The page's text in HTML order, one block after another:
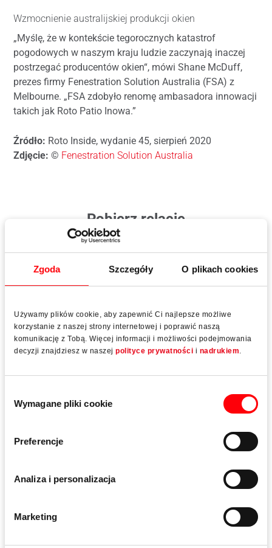
Zgoda Szczegóły O plikach cookies
Używamy plików cookie, aby zapewnić Ci najlepsze możliwe
korzystanie z naszej strony internetowej i poprawić naszą
komunikację z Tobą. Więcej informacji i możliwości podejmowania
decyzji znajdziesz w naszej polityce prywatności i nadrukiem
zgody
Wymagane pliki cookie
Preferencje
Analiza i personalizacja
Marketing
Wzmocnienie australijskiej produkcji okien
„Myślę, że w kontekście tegorocznych katastrof
pogodowych w naszym kraju ludzie zaczynają inaczej
postrzegać producentów okien“, mówi Shane McDuff,
prezes firmy Fenestration Solution Australia (FSA) z
Melbourne. „FSA zdobyło renomę ambasadora innowacji
takich jak Roto Patio Inowa.”
Źródło: Roto Inside, wydanie 45, sierpień 2020
Zdjęcie: © Fenestration Solution Australia
Pobierz relację
Fenestration Solution Australia
Wzmocnienie australijskiej produkcji okien